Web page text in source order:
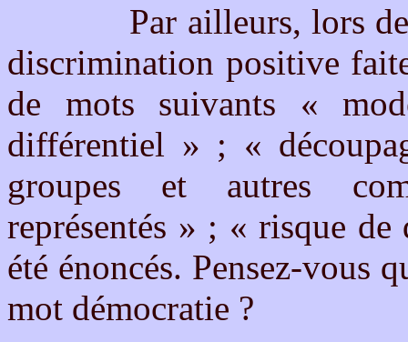
Par ailleurs, lors des
discrimination positive
de mots suivants «
différentiel » ; «
groupes et autres
représentés » ; « risque
été énoncés. Pensez-vous
mot démocratie ?